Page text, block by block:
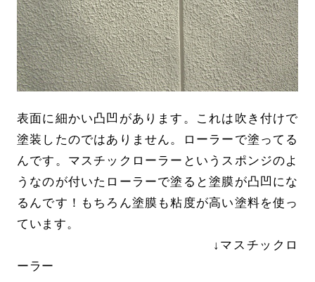
表面に細かい凸凹があります。これは吹き付けで
塗装したのではありません。ローラーで塗ってる
んです。マスチックローラーというスポンジのよ
うなのが付いたローラーで塗ると塗膜が凸凹にな
るんです！もちろん塗膜も粘度が高い塗料を使っ
ています。
↓マスチックロ
ーラー